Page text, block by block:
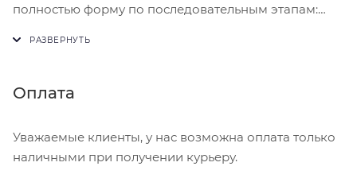
полностью форму по последовательным этапам:
Нажмите кнопку «Оформить заказ».
Оплата
Уважаемые клиенты, у нас возможна оплата только
наличными при получении курьеру.